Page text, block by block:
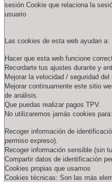
sesión Cookie que relaciona la
usuario
Las cookies de esta web ayudan a:
Hacer que esta web funcione
Recordarte tus ajustes durante y
Mejorar la velocidad / seguridad del
Mejorar continuamente este sitio
de análisis.
Que puedas realizar pagos TPV.
No utilizaremos jamás cookies para:
Recoger información de
permiso expreso).
Recoger información sensible (sin
Compartir datos de identificación
Cookies propias que usamos
Cookies técnicas: Son las más